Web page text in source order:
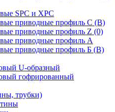
SPC и XPC
приводные профиль C (В)
приводные профиль Z (0)
приводные профиль А
приводные профиль Б (B)
U-образный
гофрированный
трубки)